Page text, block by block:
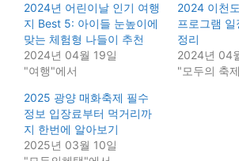
2024년 어린이날 인기 여행
지 Best 5: 아이들 눈높이에
맞는 체험형 나들이 추천
2024년 04월 19일
"여행"에서
2024 이천
프로그램
정리
2024년 04
"모두의 축
2025 광양 매화축제 필수
정보 입장료부터 먹거리까
지 한번에 알아보기
2025년 03월 10일